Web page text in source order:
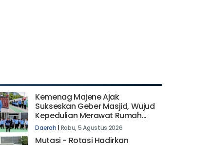
Kemenag Majene Ajak
Sukseskan Geber Masjid, Wujud
Kepedulian Merawat Rumah
Allah